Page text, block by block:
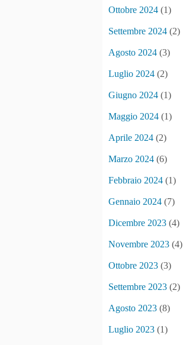
Ottobre 2024 (1)
Settembre 2024 (2)
Agosto 2024 (3)
Luglio 2024 (2)
Giugno 2024 (1)
Maggio 2024 (1)
Aprile 2024 (2)
Marzo 2024 (6)
Febbraio 2024 (1)
Gennaio 2024 (7)
Dicembre 2023 (4)
Novembre 2023 (4)
Ottobre 2023 (3)
Settembre 2023 (2)
Agosto 2023 (8)
Luglio 2023 (1)